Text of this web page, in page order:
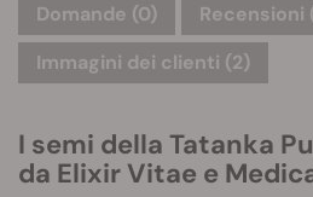
Domande (0)
Recensioni
Immagini dei clienti (2)
I semi della Tatanka
da Elixir Vitae e